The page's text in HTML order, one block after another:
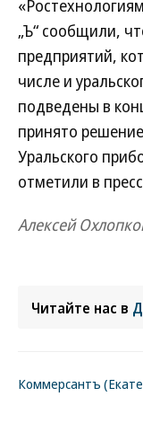
„Ъ“ сообщили,
предприятий,
числе и
подведены в
принято
Уральского
отметили в
Алексей
Читайте нас в
Коммерсантъ